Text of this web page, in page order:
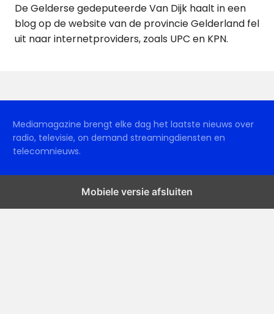
De Gelderse gedeputeerde Van Dijk haalt in een
blog op de website van de provincie Gelderland fel
uit naar internetproviders, zoals UPC en KPN.
Mediamagazine brengt elke dag het laatste nieuws over
radio, televisie, on demand streamingdiensten en
telecomnieuws.
Mobiele versie afsluiten